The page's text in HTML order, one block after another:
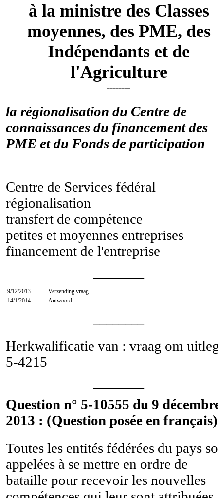
à la ministre des Classes
moyennes, des PME, des
Indépendants et de
l'Agriculture
la régionalisation du Centre de
connaissances du financement des
PME et du Fonds de participation
Centre de Services fédéral
régionalisation
transfert de compétence
petites et moyennes entreprises
financement de l'entreprise
9/12/2013
Verzending vraag
14/1/2014
Antwoord
Herkwalificatie van : vraag om
5-4215
Question n° 5-10555 du 9
2013 : (Question posée en français)
Toutes les entités fédérées du pays
appelées à se mettre en ordre de
bataille pour recevoir les nouvelles